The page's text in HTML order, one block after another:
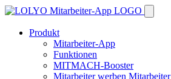
Produkt
Mitarbeiter-App
Funktionen
MITMACH-Booster
Mitarbeiter werben Mitarbeiter